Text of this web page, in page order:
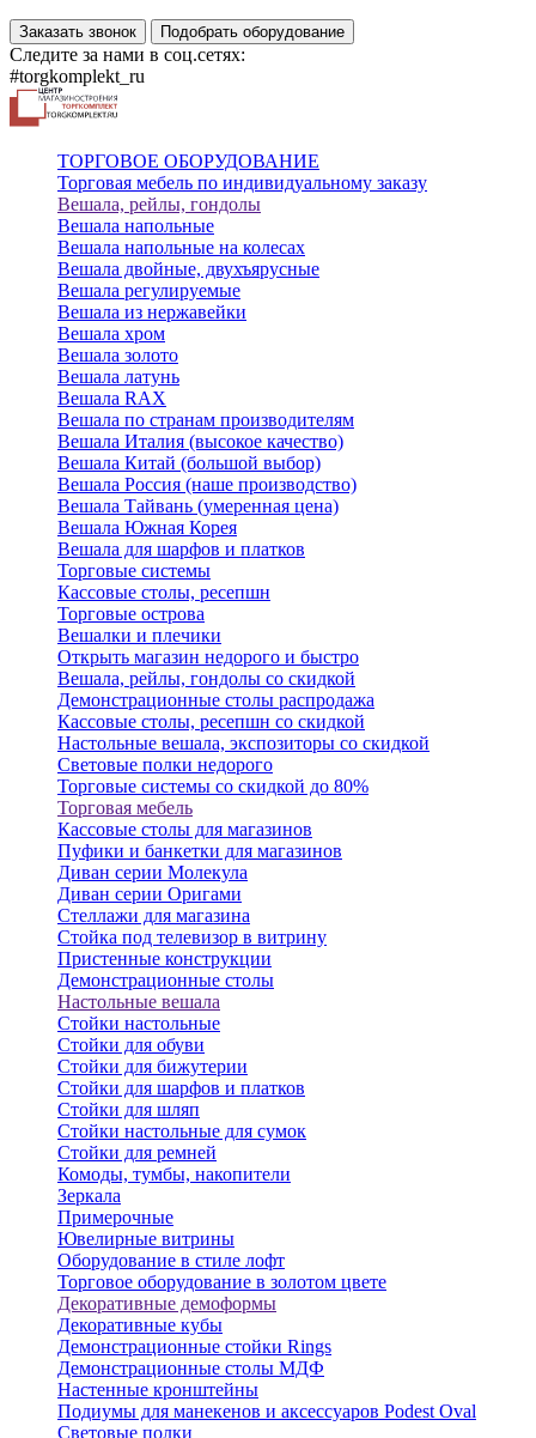
Заказать звонок Подобрать оборудование
Следите за нами в соц.сетях:
#torgkomplekt_ru
ТОРГОВОЕ ОБОРУДОВАНИЕ
Торговая мебель по индивидуальному заказу
Вешала, рейлы, гондолы
Вешала напольные
Вешала напольные на колесах
Вешала двойные, двухъярусные
Вешала регулируемые
Вешала из нержавейки
Вешала хром
Вешала золото
Вешала латунь
Вешала RAX
Вешала по странам производителям
Вешала Италия (высокое качество)
Вешала Китай (большой выбор)
Вешала Россия (наше производство)
Вешала Тайвань (умеренная цена)
Вешала Южная Корея
Вешала для шарфов и платков
Торговые системы
Кассовые столы, ресепшн
Торговые острова
Вешалки и плечики
Открыть магазин недорого и быстро
Вешала, рейлы, гондолы со скидкой
Демонстрационные столы распродажа
Кассовые столы, ресепшн со скидкой
Настольные вешала, экспозиторы со скидкой
Световые полки недорого
Торговые системы со скидкой до 80%
Торговая мебель
Кассовые столы для магазинов
Пуфики и банкетки для магазинов
Диван серии Молекула
Диван серии Оригами
Стеллажи для магазина
Стойка под телевизор в витрину
Пристенные конструкции
Демонстрационные столы
Настольные вешала
Стойки настольные
Стойки для обуви
Стойки для бижутерии
Стойки для шарфов и платков
Стойки для шляп
Стойки настольные для сумок
Стойки для ремней
Комоды, тумбы, накопители
Зеркала
Примерочные
Ювелирные витрины
Оборудование в стиле лофт
Торговое оборудование в золотом цвете
Декоративные демоформы
Декоративные кубы
Демонстрационные стойки Rings
Демонстрационные столы МДФ
Настенные кронштейны
Подиумы для манекенов и аксессуаров Podest Oval
Световые полки